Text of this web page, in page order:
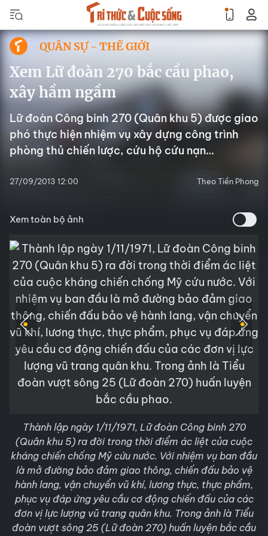
QUÂN SỰ - THẾ GIỚI
Xem Lữ đoàn 270 bắc cầu phao,
xây hầm ngầm
Lữ đoàn Công binh 270 (Quân khu 5) được giao
phó thực hiện nhiệm vụ xây dựng công trình
phòng thủ chiến lược, cứu hộ cứu nạn…
27/09/2013 12:00 Theo Tiền Phong
Xem toàn bộ ảnh
Thành lập ngày 1/11/1971, Lữ đoàn Công binh 270
(Quân khu 5) ra đời trong thời điểm ác liệt của cuộc
kháng chiến chống Mỹ cứu nước. Với nhiệm vụ ban đầu
là mở đường bảo đảm giao thông, chiến đấu bảo vệ
hành lang, vận chuyển vũ khí, lương thực, thực phẩm,
phục vụ đáp ứng yêu cầu cơ động chiến đấu của các
đơn vị lực lượng vũ trang quân khu. Trong ảnh là Tiểu
đoàn vượt sông 25 (Lữ đoàn 270) huấn luyện bắc cầu